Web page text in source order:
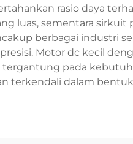
rasio daya
luas, sementara sirkuit
berbagai industri
Motor dc kecil
pada
terkendali dalam